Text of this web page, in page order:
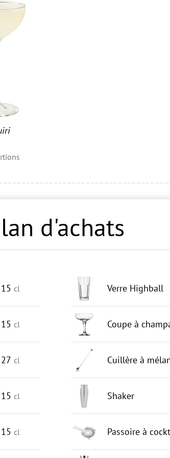
d'achats
15 cl
15 cl
27 cl
15 cl
15 cl
Verre Highball
Coupe à
Cuillère à
Shaker
Passoire à